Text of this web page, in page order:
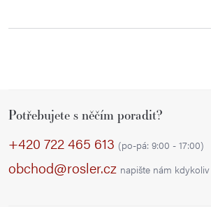
Potřebujete s něčím poradit?
+420 722 465 613 (po-pá: 9:00 - 17:00)
obchod@rosler.cz napište nám kdykoliv